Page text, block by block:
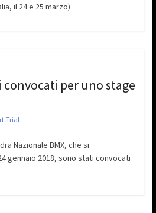
il 24 e 25 marzo)
convocati per uno stage
Trial
Nazionale BMX, che si
gennaio 2018, sono stati convocati